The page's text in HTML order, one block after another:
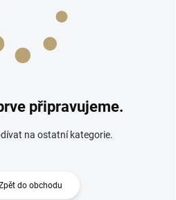
připravujeme.
na ostatní kategorie.
do obchodu